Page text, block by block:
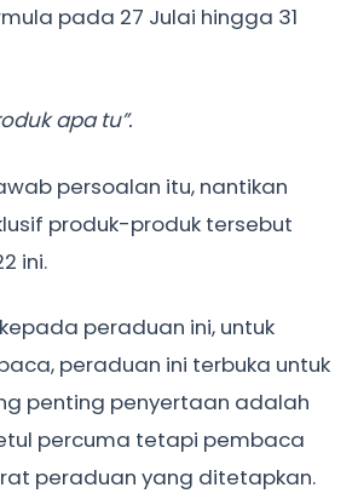
pada 27 Julai hingga 31
apa tu”.
persoalan itu, nantikan
produk-produk tersebut
ini.
peraduan ini, untuk
peraduan ini terbuka untuk
penting penyertaan adalah
percuma tetapi pembaca
peraduan yang ditetapkan.